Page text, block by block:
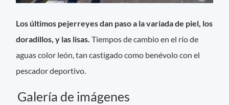
Los últimos pejerreyes dan paso a la variada de piel, los
doradillos, y las lisas.Tiempos de cambio en el río de
aguas color león, tan castigado como benévolo con el
pescador deportivo.
Galería de imágenes